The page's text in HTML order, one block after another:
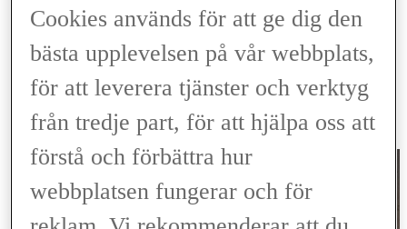
Billån för företag
Billån för taxi
Bilförsäkring
Lexus bilförsäkring
Bilförsäkring företag
Se och teckna(Opens in new window)
Skadeanmälan
Cookies används för att ge dig den
bästa upplevelsen på vår webbplats,
för att leverera tjänster och verktyg
från tredje part, för att hjälpa oss att
förstå och förbättra hur
webbplatsen fungerar och för